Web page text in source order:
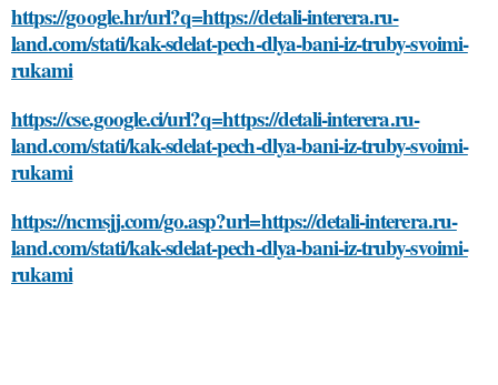
https://google.hr/url?q=https://detali-interera.ru-
land.com/stati/kak-sdelat-pech-dlya-bani-iz-truby-svoimi-
rukami
https://cse.google.ci/url?q=https://detali-interera.ru-
land.com/stati/kak-sdelat-pech-dlya-bani-iz-truby-svoimi-
rukami
https://ncmsjj.com/go.asp?url=https://detali-interera.ru-
land.com/stati/kak-sdelat-pech-dlya-bani-iz-truby-svoimi-
rukami